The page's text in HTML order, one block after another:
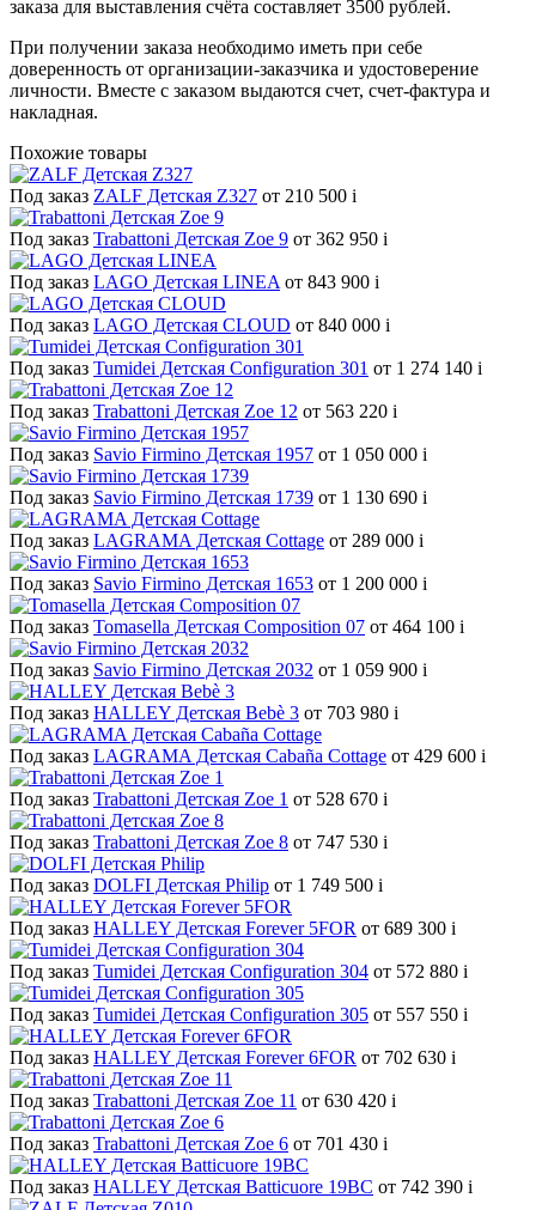
заказа для выставления счёта составляет 3500 рублей.
При получении заказа необходимо иметь при себе
доверенность от организации-заказчика и удостоверение
личности. Вместе с заказом выдаются счет, счет-фактура и
накладная.
Похожие товары
Под заказ ZALF Детская Z327 от 210 500 i
Под заказ Trabattoni Детская Zoe 9 от 362 950 i
Под заказ LAGO Детская LINEA от 843 900 i
Под заказ LAGO Детская CLOUD от 840 000 i
Под заказ Tumidei Детская Configuration 301 от 1 274 140 i
Под заказ Trabattoni Детская Zoe 12 от 563 220 i
Под заказ Savio Firmino Детская 1957 от 1 050 000 i
Под заказ Savio Firmino Детская 1739 от 1 130 690 i
Под заказ LAGRAMA Детская Cottage от 289 000 i
Под заказ Savio Firmino Детская 1653 от 1 200 000 i
Под заказ Tomasella Детская Composition 07 от 464 100 i
Под заказ Savio Firmino Детская 2032 от 1 059 900 i
Под заказ HALLEY Детская Bebè 3 от 703 980 i
Под заказ LAGRAMA Детская Cabaña Cottage от 429 600 i
Под заказ Trabattoni Детская Zoe 1 от 528 670 i
Под заказ Trabattoni Детская Zoe 8 от 747 530 i
Под заказ DOLFI Детская Philip от 1 749 500 i
Под заказ HALLEY Детская Forever 5FOR от 689 300 i
Под заказ Tumidei Детская Configuration 304 от 572 880 i
Под заказ Tumidei Детская Configuration 305 от 557 550 i
Под заказ HALLEY Детская Forever 6FOR от 702 630 i
Под заказ Trabattoni Детская Zoe 11 от 630 420 i
Под заказ Trabattoni Детская Zoe 6 от 701 430 i
Под заказ HALLEY Детская Batticuore 19BC от 742 390 i